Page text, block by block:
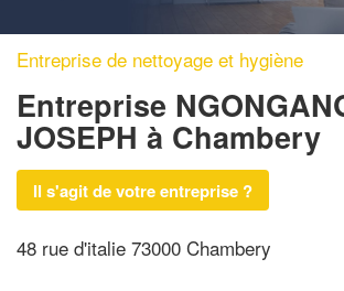
Entreprise de nettoyage et hygiène
Entreprise
JOSEPH à Chambery
Il s'agit de votre entreprise ?
48 rue d'italie 73000 Chambery